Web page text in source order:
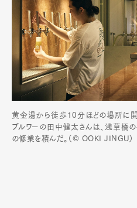
黄金湯から徒歩10分ほどの場所に開
ブルワーの田中健太さんは、浅草橋
の修業を積んだ。（© OOKI JINGU）